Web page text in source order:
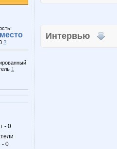
?
1
- 0
- 0
Интервью